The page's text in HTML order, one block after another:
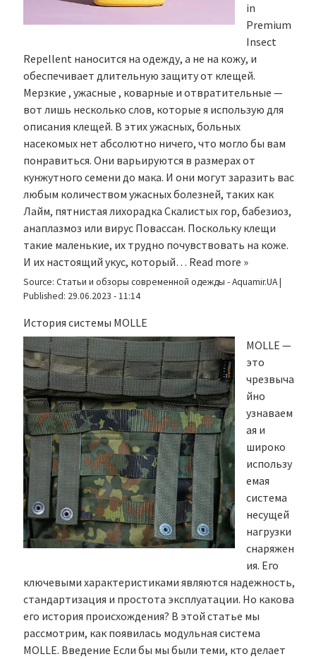
in
Premium
Insect
Repellent наносится на одежду, а не на кожу, и
обеспечивает длительную защиту от клещей.
Мерзкие , ужасные , коварные и отвратительные —
вот лишь несколько слов, которые я использую для
описания клещей. В этих ужасных, больных
насекомых нет абсолютно ничего, что могло бы вам
понравиться. Они варьируются в размерах от
кунжутного семени до мака. И они могут заразить вас
любым количеством ужасных болезней, таких как
Лайм, пятнистая лихорадка Скалистых гор, бабезиоз,
анаплазмоз или вирус Повассан. Поскольку клещи
такие маленькие, их трудно почувствовать на коже.
И их настоящий укус, который… Read more »
Source: Статьи и обзоры современной одежды - Aquamir.UA|
Published: 29.06.2023 - 11:14
История системы MOLLE
MOLLE —
это
чрезвыча
йно
узнаваем
ая и
широко
использу
емая
система
несущей
нагрузки
снаряжен
ия. Его
ключевыми характеристиками являются надежность,
стандартизация и простота эксплуатации. Но какова
его история происхождения? В этой статье мы
рассмотрим, как появилась модульная система
MOLLE. Введение Если бы мы были теми, кто делает